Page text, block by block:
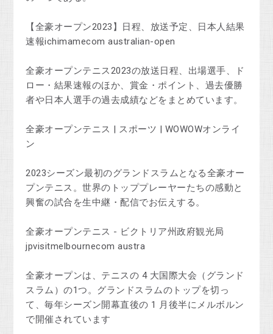
【全豪オープン2023】日程、放送予定、日本人結果
速報ichimamecom australian-open
全豪オープンテニス2023の放送日程、出場選手、ド
ロー・結果速報のほか、賞金・ポイント、過去優勝
者や日本人選手の過去成績などをまとめています。
全豪オープンテニス | スポーツ | WOWOWオンライ
ン
2023シーズン最初のグランドスラムとなる全豪オー
プンテニス。世界のトッププレーヤーたちの感動と
興奮の試合を生中継・配信でお伝えする。
全豪オープンテニス - ビクトリア州政府観光局
jpvisitmelbournecom austra
全豪オープンは、テニスの 4 大国際大会（グランド
スラム）の1つ。グランドスラムのトップを切っ
て、毎年シーズン開幕直後の 1 月後半にメルボルン
で開催されています